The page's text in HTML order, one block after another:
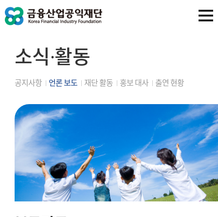
소식∙활동
공지사항 언론 보도 재단 활동 홍보 대사 출연 현황